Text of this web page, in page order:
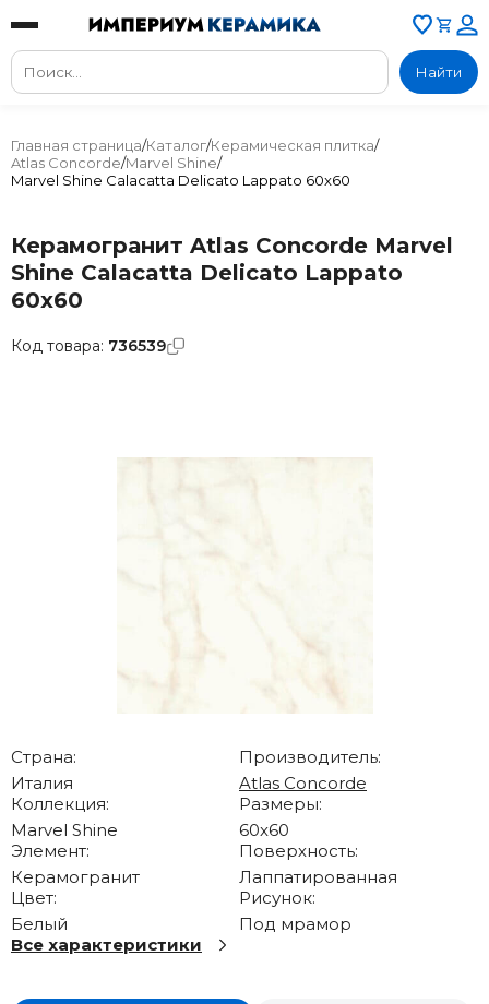
Найти
Главная страница/Каталог/Керамическая плитка/
Atlas Concorde/Marvel Shine/
Marvel Shine Calacatta Delicato Lappato 60x60
Керамогранит Atlas Concorde Marvel
Shine Calacatta Delicato Lappato
60x60
Страна:
Италия
Производитель:
Atlas Concorde
Коллекция:
Marvel Shine
Размеры:
60x60
Элемент:
Керамогранит
Поверхность:
Лаппатированная
Цвет:
Белый
Рисунок:
Под мрамор
Все характеристики
Код товара: 736539